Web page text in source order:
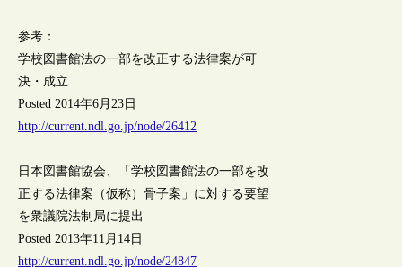
参考：
学校図書館法の一部を改正する法律案が可
決・成立
Posted 2014年6月23日
http://current.ndl.go.jp/node/26412
日本図書館協会、「学校図書館法の一部を改
正する法律案（仮称）骨子案」に対する要望
を衆議院法制局に提出
Posted 2013年11月14日
http://current.ndl.go.jp/node/24847